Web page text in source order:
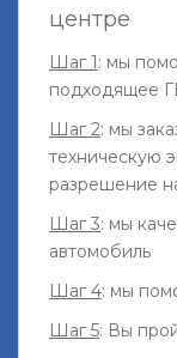
центре
Шаг 1: мы
подходящее
Шаг 2: мы
техническую
разрешение
Шаг 3: мы
автомобиль
Шаг 4: мы
Шаг 5: Вы